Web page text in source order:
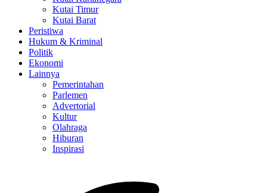
Kutai Timur
Kutai Barat
Peristiwa
Hukum & Kriminal
Politik
Ekonomi
Lainnya
Pemerintahan
Parlemen
Advertorial
Kultur
Olahraga
Hiburan
Inspirasi